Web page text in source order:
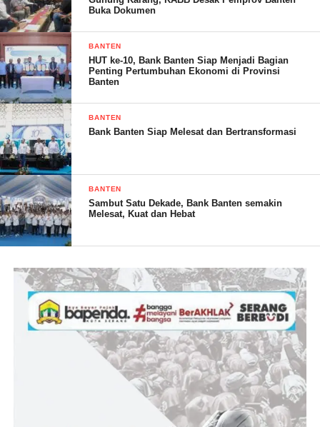
Solla
SOLA. (RG)
Post Views: 27
Buka Dokumen
BANTEN
HUT ke-10, Bank Banten Siap Menjadi Bagian
Penting Pertumbuhan Ekonomi di Provinsi
Banten
BANTEN
Bank Banten Siap Melesat dan Bertransformasi
BANTEN
Sambut Satu Dekade, Bank Banten semakin
Melesat, Kuat dan Hebat